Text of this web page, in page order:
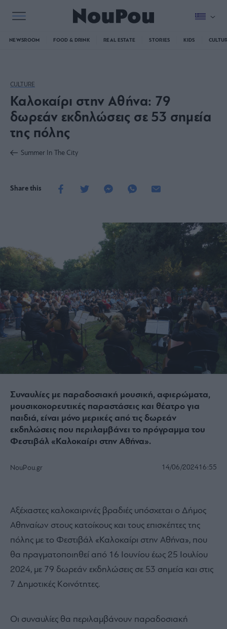
NEWSROOM FOOD & DRINK REAL ESTATE STORIES KIDS
CULTURE
Καλοκαίρι στην Αθήνα: 79
δωρεάν εκδηλώσεις σε 53 σημεία
της πόλης
Summer In The City
Share this
Συναυλίες με παραδοσιακή μουσική, αφιερώματα,
μουσικοχορευτικές παραστάσεις και θέατρο για
παιδιά, είναι μόνο μερικές από τις δωρεάν
εκδηλώσεις που περιλαμβάνει το πρόγραμμα του
Φεστιβάλ «Καλοκαίρι στην Αθήνα».
NouPou.gr 14/06/202416:55
Αξέχαστες καλοκαιρινές βραδιές υπόσχεται ο Δήμος
Αθηναίων στους κατοίκους και τους επισκέπτες της
πόλης με το Φεστιβάλ «Καλοκαίρι στην Αθήνα», που
θα πραγματοποιηθεί από 16 Ιουνίου έως 25 Ιουλίου
2024, με 79 δωρεάν εκδηλώσεις σε 53 σημεία και στις
7 Δημοτικές Κοινότητες.
Οι συναυλίες θα περιλαμβάνουν παραδοσιακή